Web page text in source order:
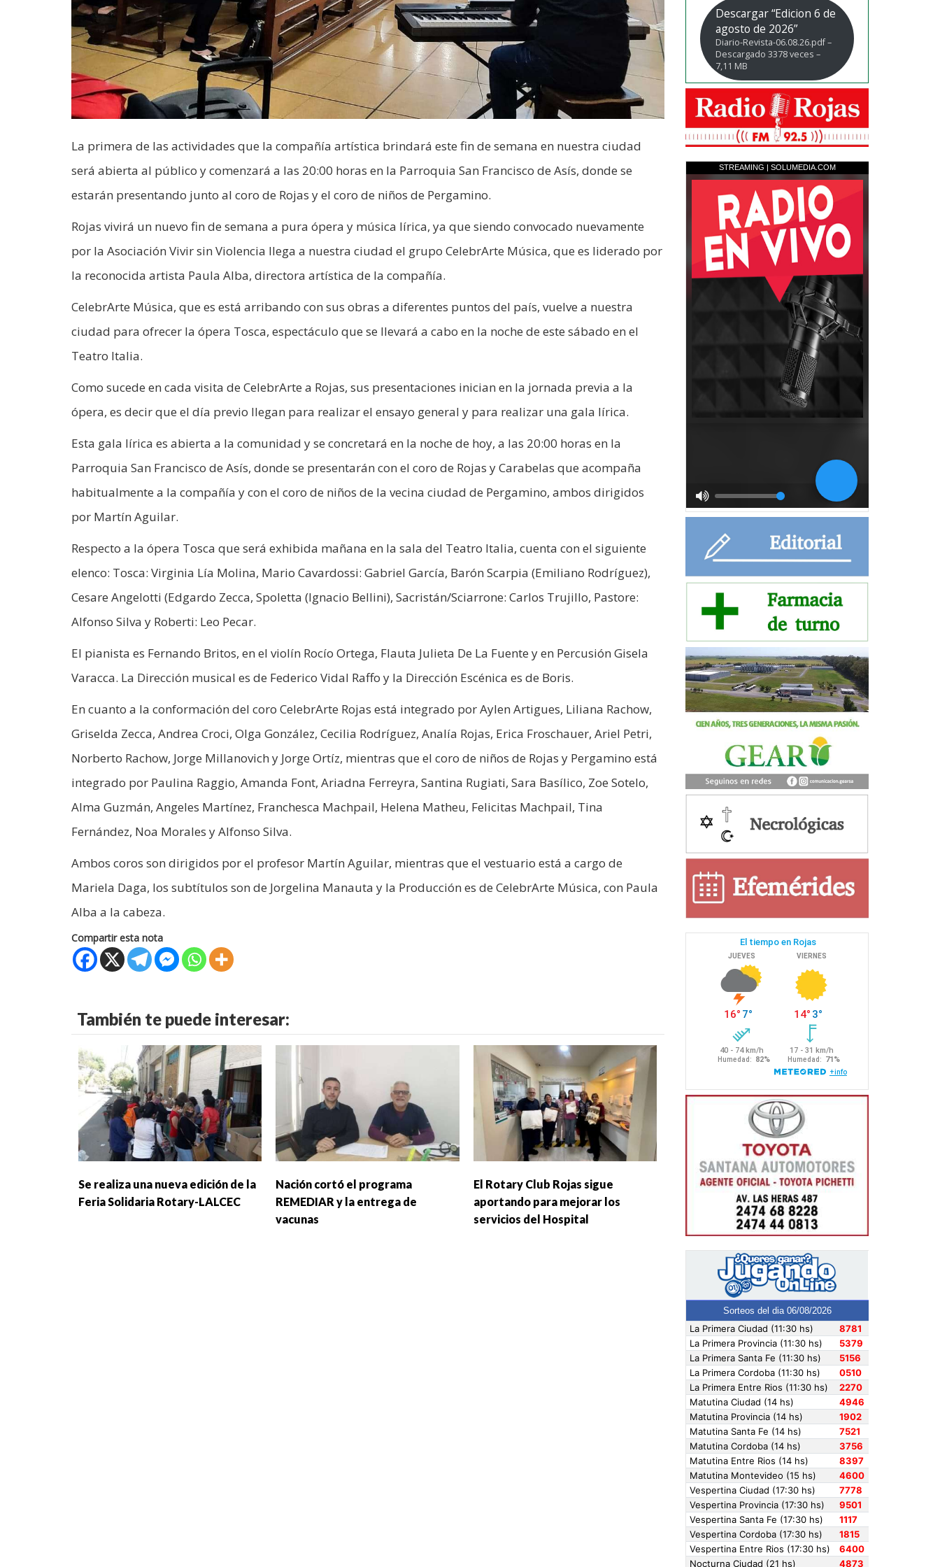
La primera de las actividades que la compañía artística brindará este fin de semana en nuestra ciudad
será abierta al público y comenzará a las 20:00 horas en la Parroquia San Francisco de Asís, donde se
estarán presentando junto al coro de Rojas y el coro de niños de Pergamino.
Rojas vivirá un nuevo fin de semana a pura ópera y música lírica, ya que siendo convocado nuevamente
por la Asociación Vivir sin Violencia llega a nuestra ciudad el grupo CelebrArte Música, que es liderado por
la reconocida artista Paula Alba, directora artística de la compañía.
CelebrArte Música, que es está arribando con sus obras a diferentes puntos del país, vuelve a nuestra
ciudad para ofrecer la ópera Tosca, espectáculo que se llevará a cabo en la noche de este sábado en el
Teatro Italia.
Como sucede en cada visita de CelebrArte a Rojas, sus presentaciones inician en la jornada previa a la
ópera, es decir que el día previo llegan para realizar el ensayo general y para realizar una gala lírica.
Esta gala lírica es abierta a la comunidad y se concretará en la noche de hoy, a las 20:00 horas en la
Parroquia San Francisco de Asís, donde se presentarán con el coro de Rojas y Carabelas que acompaña
habitualmente a la compañía y con el coro de niños de la vecina ciudad de Pergamino, ambos dirigidos
por Martín Aguilar.
Respecto a la ópera Tosca que será exhibida mañana en la sala del Teatro Italia, cuenta con el siguiente
elenco: Tosca: Virginia Lía Molina, Mario Cavardossi: Gabriel García, Barón Scarpia (Emiliano Rodríguez),
Cesare Angelotti (Edgardo Zecca, Spoletta (Ignacio Bellini), Sacristán/Sciarrone: Carlos Trujillo, Pastore:
Alfonso Silva y Roberti: Leo Pecar.
El pianista es Fernando Britos, en el violín Rocío Ortega, Flauta Julieta De La Fuente y en Percusión Gisela
Varacca. La Dirección musical es de Federico Vidal Raffo y la Dirección Escénica es de Boris.
En cuanto a la conformación del coro CelebrArte Rojas está integrado por Aylen Artigues, Liliana Rachow,
Griselda Zecca, Andrea Croci, Olga González, Cecilia Rodríguez, Analía Rojas, Erica Froschauer, Ariel Petri,
Norberto Rachow, Jorge Millanovich y Jorge Ortíz, mientras que el coro de niños de Rojas y Pergamino está
integrado por Paulina Raggio, Amanda Font, Ariadna Ferreyra, Santina Rugiati, Sara Basílico, Zoe Sotelo,
Alma Guzmán, Angeles Martínez, Franchesca Machpail, Helena Matheu, Felicitas Machpail, Tina
Fernández, Noa Morales y Alfonso Silva.
Ambos coros son dirigidos por el profesor Martín Aguilar, mientras que el vestuario está a cargo de
Mariela Daga, los subtítulos son de Jorgelina Manauta y la Producción es de CelebrArte Música, con Paula
Alba a la cabeza.
Compartir esta nota
También te puede interesar:
Se realiza una nueva edición de la
Feria Solidaria Rotary-LALCEC
Nación cortó el programa
REMEDIAR y la entrega de
vacunas
El Rotary Club Rojas sigue
aportando para mejorar los
servicios del Hospital
Descargar “Edicion 6 de
agosto de 2026”
Diario-Revista-06.08.26.pdf –
Descargado 3378 veces –
7,11 MB